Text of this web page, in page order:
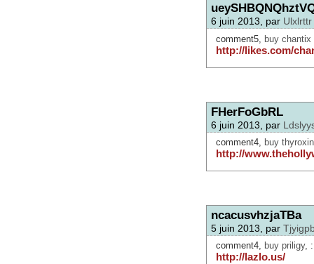
6 juin 2013, par Ulxlrttr
comment5, buy chantix
http://likes.com/
FHerFoGbRL
6 juin 2013, par
comment4, buy
http://
ncacusvhzjaTBa
5 juin 2013, par
comment4, buy priligy,
http://lazlo.us/